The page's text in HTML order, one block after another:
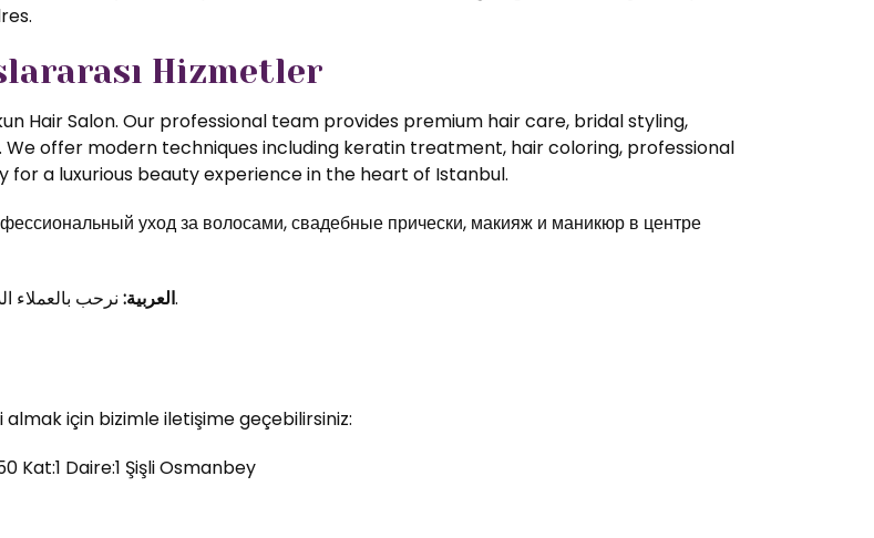
Hizmetler
Hair Salon. Our professional team provides premium hair care, bridal styling,
We offer modern techniques including keratin treatment, hair coloring, professional
a luxurious beauty experience in the heart of Istanbul.
уход за волосами, свадебные прически, макияж и маникюр в центре
العربية:نرحب بالعملاء الدوليين. خدمات تصفيف الشعر والمكياج الاحترافي في قلب اسطنبول.
için bizimle iletişime geçebilirsiniz:
Kat:1 Daire:1 Şişli Osmanbey